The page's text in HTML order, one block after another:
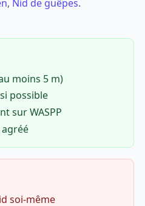
, Nid de guêpes.
moins 5 m)
possible
sur WASPP
soi-même